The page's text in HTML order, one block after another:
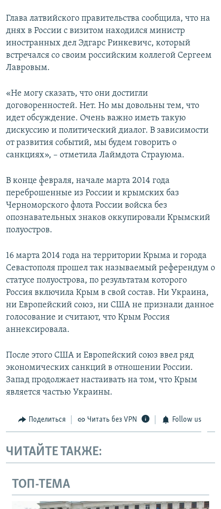
Глава латвийского правительства сообщила, что на
днях в России с визитом находился министр
иностранных дел Эдгарс Ринкевичс, который
встречался со своим российским коллегой Сергеем
Лавровым.
«Не могу сказать, что они достигли
договоренностей. Нет. Но мы довольны тем, что
идет обсуждение. Очень важно иметь такую
дискуссию и политический диалог. В зависимости
от развития событий, мы будем говорить о
санкциях», – отметила Лаймдота Страуюма.
В конце февраля, начале марта 2014 года
переброшенные из России и крымских баз
Черноморского флота России войска без
опознавательных знаков оккупировали Крымский
полуостров.
16 марта 2014 года на территории Крыма и города
Севастополя прошел так называемый референдум о
статусе полуострова, по результатам которого
Россия включила Крым в свой состав. Ни Украина,
ни Европейский союз, ни США не признали данное
голосование и считают, что Крым Россия
аннексировала.
После этого США и Европейский союз ввел ряд
экономических санкций в отношении России.
Запад продолжает настаивать на том, что Крым
является частью Украины.
Поделиться Читать без VPN Follow us
ЧИТАЙТЕ ТАКЖЕ:
ТОП-ТЕМА